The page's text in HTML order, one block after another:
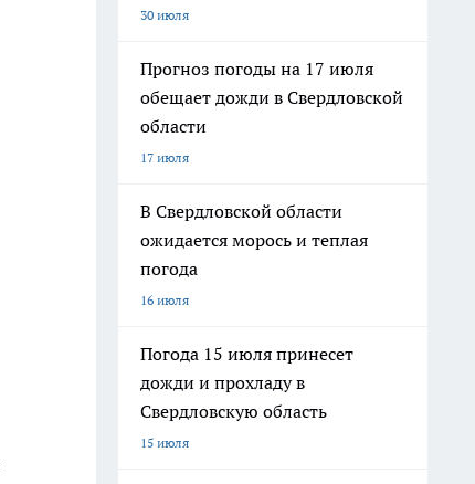
30 июля
Прогноз погоды на 17 июля
обещает дожди в Свердловской
области
17 июля
В Свердловской области
ожидается морось и теплая
погода
16 июля
Погода 15 июля принесет
дожди и прохладу в
Свердловскую область
15 июля